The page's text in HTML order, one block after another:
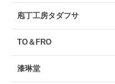
庖丁工房タダフサ
TO＆FRO
漆琳堂